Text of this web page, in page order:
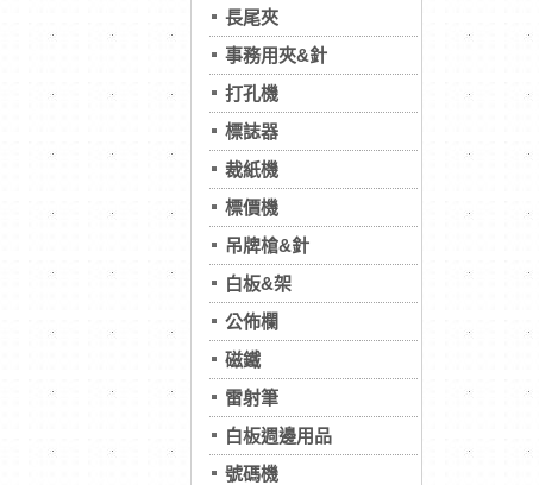
長尾夾
事務用夾&針
打孔機
標誌器
裁紙機
標價機
吊牌槍&針
白板&架
公佈欄
磁鐵
雷射筆
白板週邊用品
號碼機